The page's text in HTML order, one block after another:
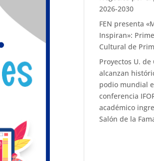
2026-2030
FEN presenta
Inspiran»:
Cultural de
Proyectos U. de
alcanzan
podio mundial
conferencia
académico
Salón de la